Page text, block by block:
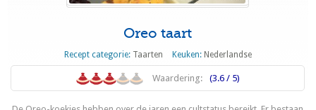
Oreo taart
Recept categorie: Taarten Keuken: Nederlandse
Waardering: (3.6 / 5)